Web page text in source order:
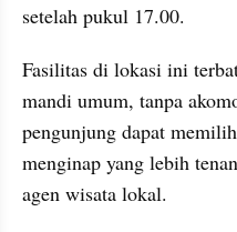
setelah pukul 17.00.
Fasilitas di lokasi ini
mandi umum, tanpa
pengunjung dapat
menginap yang lebih
agen wisata lokal.